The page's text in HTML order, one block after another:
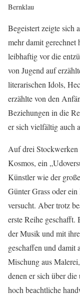
Bernklau
Begeistert zeigte sich
mehr damit
leibhaftig vor die
von Jugend auf
literarischen Idols,
erzählte von den
Beziehungen in die
er sich vielfältig auch
Auf drei Stockwerken
Kosmos, ein
Künstler wie der
Günter Grass oder
versucht. Aber trotz
erste Reihe
der Musik und mit
geschaffen und damit
Mischung aus
denen er sich über
hoch beachtliche